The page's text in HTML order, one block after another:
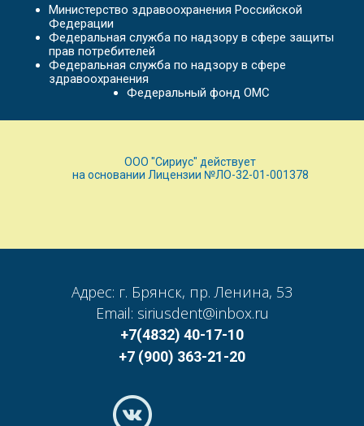
Министерство здравоохранения Российской
Федерации
Федеральная служба по надзору в сфере защиты
прав потребителей
Федеральная служба по надзору в сфере
здравоохранения
Федеральный фонд ОМС
ООО "Сириус" действует
на основании Лицензии №ЛО-32-01-001378
Адрес: г. Брянск, пр. Ленина, 53
Email: siriusdent@inbox.ru
+7(4832) 40-17-10
+7 (900) 363-21-20